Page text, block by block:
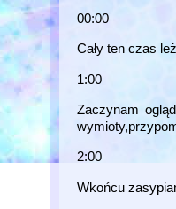
00:00
Cały ten czas
1:00
Zaczynam
2:00
Wkońcu